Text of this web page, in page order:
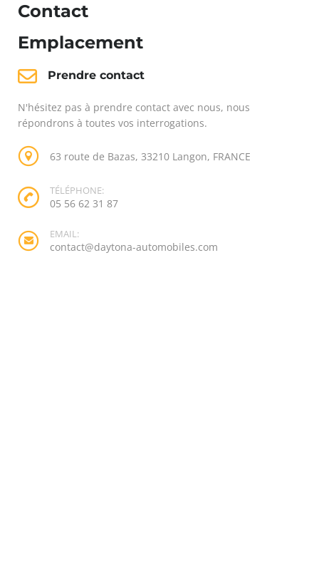
Contact
Emplacement
Prendre contact
N'hésitez pas à prendre contact avec nous, nous
répondrons à toutes vos interrogations.
63 route de Bazas, 33210 Langon, FRANCE
TÉLÉPHONE:
05 56 62 31 87
EMAIL:
contact@daytona-automobiles.com